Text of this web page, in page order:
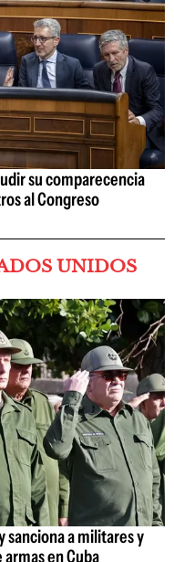
su comparecencia
al Congreso
UNIDOS
sanciona a militares y
en Cuba